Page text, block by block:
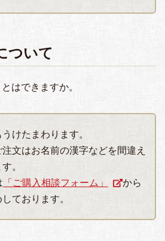
ついて
はできますか。
けたまわります。
文はお名前の漢字などを間違え
。
「ご購入相談フォーム」
から
ております。